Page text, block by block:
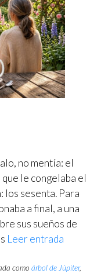
no mentía: el
le congelaba el
los sesenta. Para
a final, a una
sus sueños de
Leer entrada
como árbol de Júpiter,